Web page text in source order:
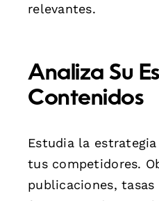
relevantes.
Analiza Su
Contenidos
Estudia la
tus competidores.
publicaciones,